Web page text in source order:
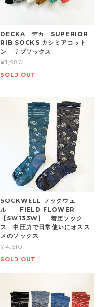
DECKA デカ SUPERIOR
RIB SOCKS カシミアコット
ン リブソックス
¥1,980
SOLD OUT
SOCKWELL ソックウェ
ル FIELD FLOWER
【SW133W】 着圧ソック
ス 中圧力で日常使いにオスス
メのソックス
¥4,510
SOLD OUT